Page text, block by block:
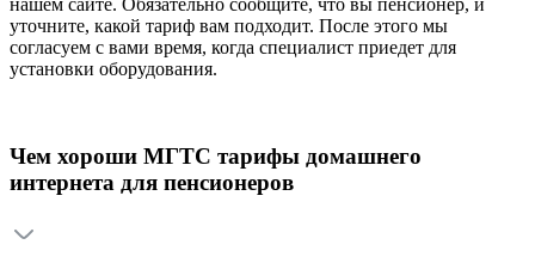
нашем сайте. Обязательно сообщите, что вы пенсионер, и
уточните, какой тариф вам подходит. После этого мы
согласуем с вами время, когда специалист приедет для
установки оборудования.
Чем хороши МГТС тарифы домашнего
интернета для пенсионеров